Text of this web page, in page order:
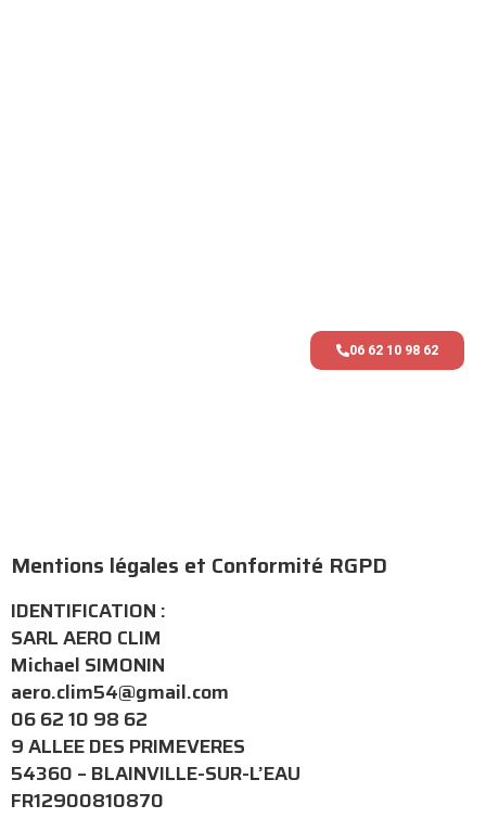
06 62 10 98 62
Mentions légales et Conformité RGPD
IDENTIFICATION :
SARL AERO CLIM
Michael SIMONIN
aero.clim54@gmail.com
06 62 10 98 62
9 ALLEE DES PRIMEVERES
54360 – BLAINVILLE-SUR-L’EAU
FR12900810870